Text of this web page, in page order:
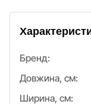
Бренд:
Довжина, см:
Ширина, см: